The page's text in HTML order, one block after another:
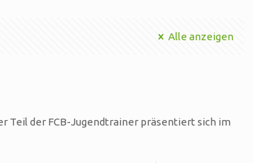
Alle anzeigen
Teil der FCB-Jugendtrainer präsentiert sich im